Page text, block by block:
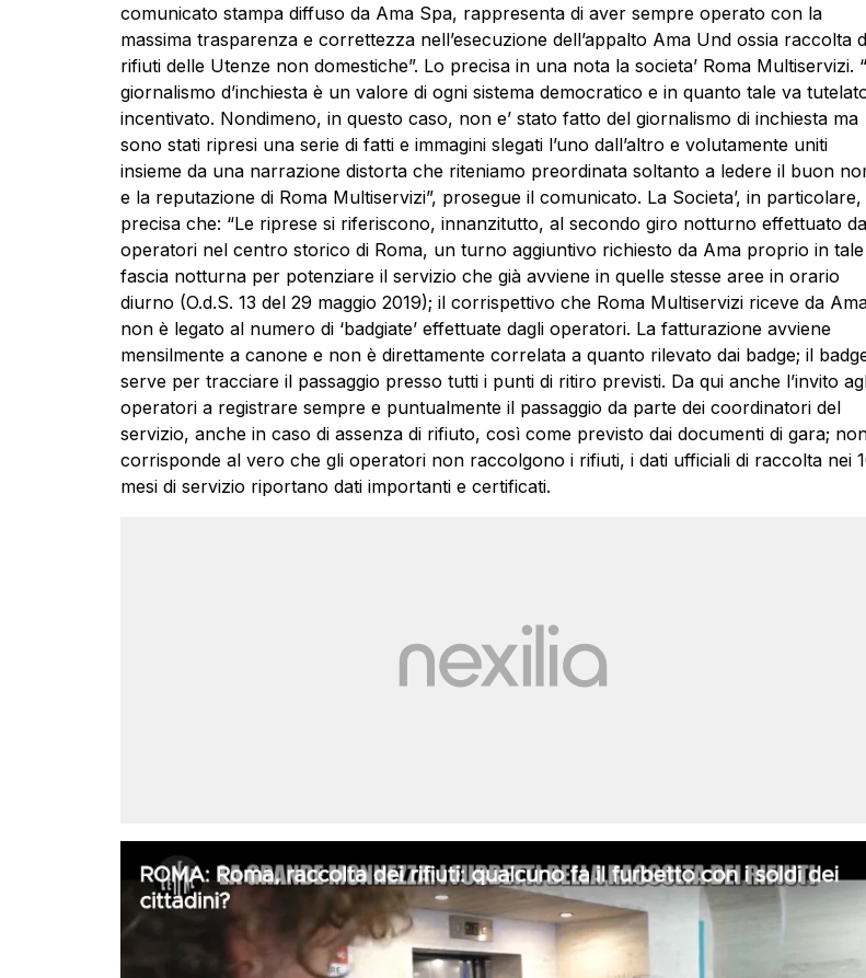
comunicato stampa diffuso da Ama Spa, rappresenta di aver sempre operato con la
massima trasparenza e correttezza nell’esecuzione dell’appalto Ama Und ossia raccolta
rifiuti delle Utenze non domestiche”. Lo precisa in una nota la societa’ Roma Multiservizi.
giornalismo d’inchiesta è un valore di ogni sistema democratico e in quanto tale va
incentivato. Nondimeno, in questo caso, non e’ stato fatto del giornalismo di inchiesta ma
sono stati ripresi una serie di fatti e immagini slegati l’uno dall’altro e volutamente uniti
insieme da una narrazione distorta che riteniamo preordinata soltanto a ledere il buon
e la reputazione di Roma Multiservizi”, prosegue il comunicato. La Societa’, in particolare,
precisa che: “Le riprese si riferiscono, innanzitutto, al secondo giro notturno effettuato
operatori nel centro storico di Roma, un turno aggiuntivo richiesto da Ama proprio in tale
fascia notturna per potenziare il servizio che già avviene in quelle stesse aree in orario
diurno (O.d.S. 13 del 29 maggio 2019); il corrispettivo che Roma Multiservizi riceve da
non è legato al numero di ‘badgiate’ effettuate dagli operatori. La fatturazione avviene
mensilmente a canone e non è direttamente correlata a quanto rilevato dai badge; il
serve per tracciare il passaggio presso tutti i punti di ritiro previsti. Da qui anche l’invito
operatori a registrare sempre e puntualmente il passaggio da parte dei coordinatori del
servizio, anche in caso di assenza di rifiuto, così come previsto dai documenti di gara;
corrisponde al vero che gli operatori non raccolgono i rifiuti, i dati ufficiali di raccolta nei
mesi di servizio riportano dati importanti e certificati.